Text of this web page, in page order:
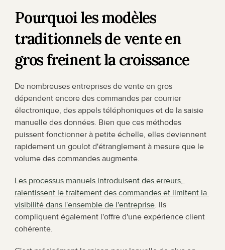
Pourquoi les modèles
traditionnels de vente en
gros freinent la croissance
De nombreuses entreprises de vente en gros
dépendent encore des commandes par courrier
électronique, des appels téléphoniques et de la saisie
manuelle des données. Bien que ces méthodes
puissent fonctionner à petite échelle, elles deviennent
rapidement un goulot d'étranglement à mesure que le
volume des commandes augmente.
Les processus manuels introduisent des erreurs,
ralentissent le traitement des commandes et limitent la
visibilité dans l'ensemble de l'entreprise. Ils
compliquent également l'offre d'une expérience client
cohérente.